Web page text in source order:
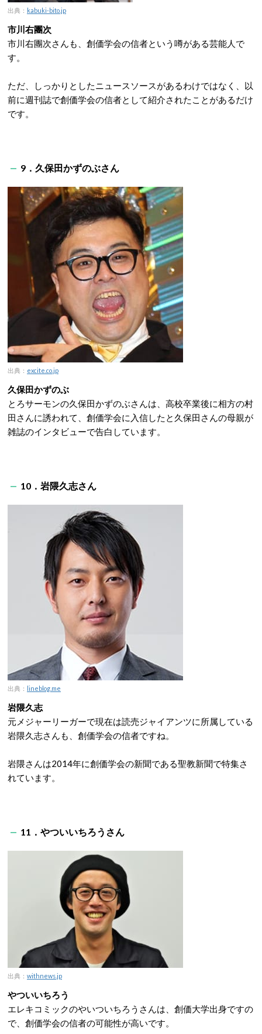
出典： kabuki-bito.jp
市川右團次
市川右團次さんも、創価学会の信者という噂がある芸能人で
す。
ただ、しっかりとしたニュースソースがあるわけではなく、以
前に週刊誌で創価学会の信者として紹介されたことがあるだけ
です。
9．久保田かずのぶさん
出典： excite.co.jp
久保田かずのぶ
とろサーモンの久保田かずのぶさんは、高校卒業後に相方の村
田さんに誘われて、創価学会に入信したと久保田さんの母親が
雑誌のインタビューで告白しています。
10．岩隈久志さん
出典： lineblog.me
岩隈久志
元メジャーリーガーで現在は読売ジャイアンツに所属している
岩隈久志さんも、創価学会の信者ですね。
岩隈さんは2014年に創価学会の新聞である聖教新聞で特集さ
れています。
11．やついいちろうさん
出典： withnews.jp
やついいちろう
エレキコミックのやいついちろうさんは、創価大学出身ですの
で、創価学会の信者の可能性が高いです。